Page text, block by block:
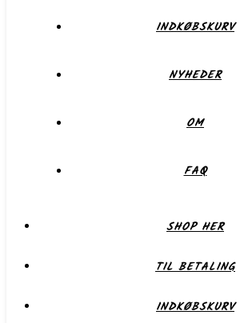
INDKØBSKURV
NYHEDER
OM
FAQ
SHOP HER
TIL BETALING
INDKØBSKURV